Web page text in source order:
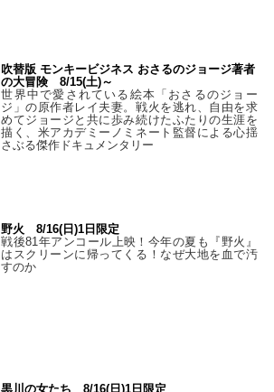
吹替版 モンキービジネス おさるのジョージ著者
の大冒険 8/15(土)～
世界中で愛されている絵本「おさるのジョー
ジ」の原作者レイ夫妻。戦火を逃れ、自由を求
めてジョージと共に歩み続けたふたりの生涯を
描く、米アカデミーノミネート監督による心揺
さぶる傑作ドキュメンタリー
野火 8/16(日)1日限定
戦後81年アンコール上映！今年の夏も『野火』
はスクリーンに帰ってくる！なぜ大地を血で汚
すのか
黒川の女たち 8/16(日)1日限定